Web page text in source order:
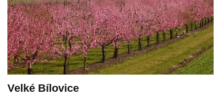
Velké Bílovice